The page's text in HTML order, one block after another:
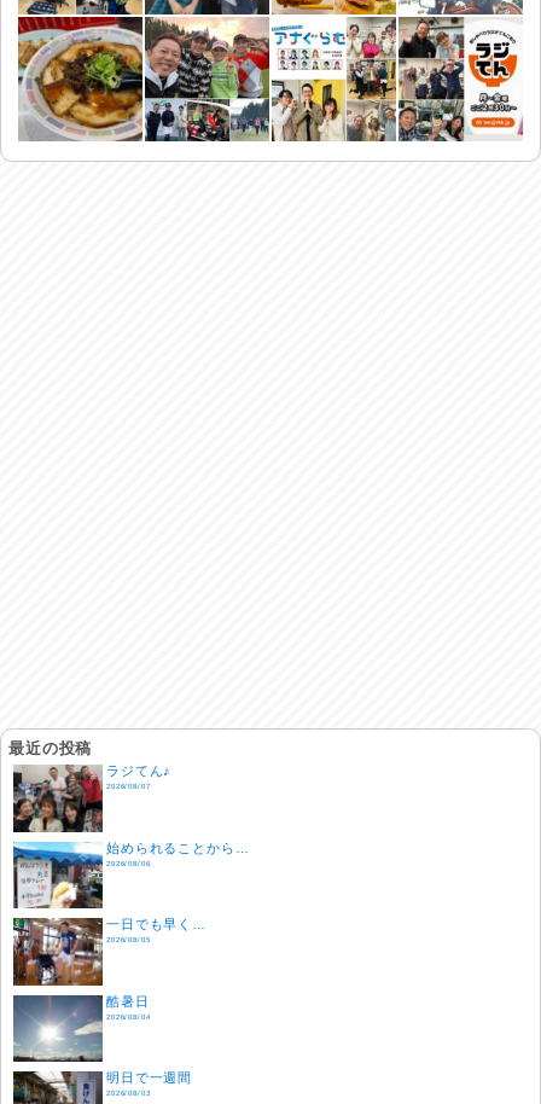
最近の投稿
ラジてん♪
2026/08/07
始められることから…
2026/08/06
一日でも早く…
2026/08/05
酷暑日
2026/08/04
明日で一週間
2026/08/03